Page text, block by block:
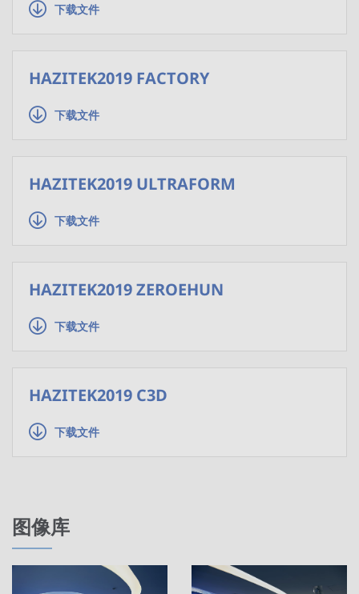
下载文件
HAZITEK2019 FACTORY
下载文件
HAZITEK2019 ULTRAFORM
下载文件
HAZITEK2019 ZEROEHUN
下载文件
HAZITEK2019 C3D
下载文件
图像库